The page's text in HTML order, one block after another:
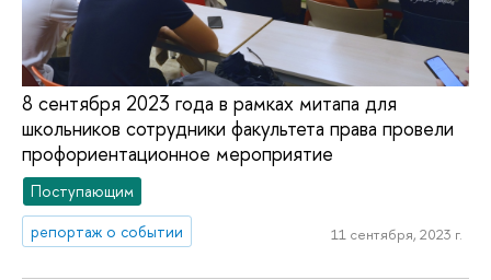
8 сентября 2023 года в рамках митапа для
школьников сотрудники факультета права провели
профориентационное мероприятие
Поступающим
репортаж о событии
11 сентября, 2023 г.